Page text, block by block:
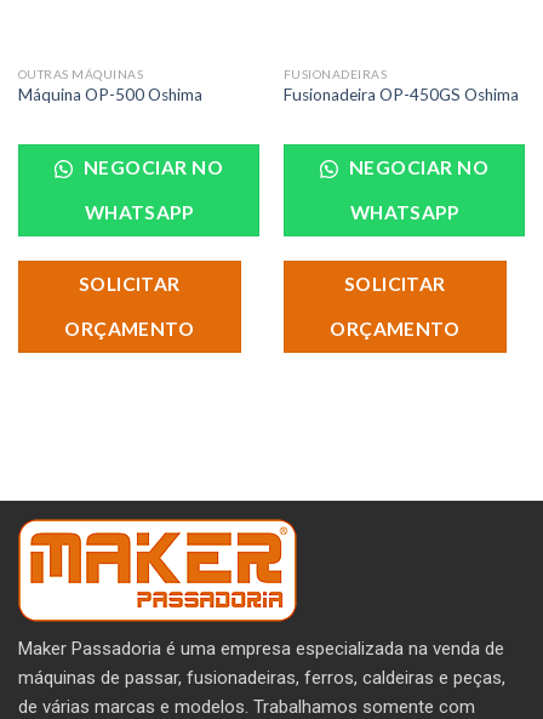
OUTRAS MÁQUINAS
Máquina OP-500 Oshima
NEGOCIAR NO
WHATSAPP
SOLICITAR
ORÇAMENTO
FUSIONADEIRAS
Fusionadeira OP-450GS Oshima
NEGOCIAR NO
WHATSAPP
SOLICITAR
ORÇAMENTO
Maker Passadoria é uma empresa especializada na venda de
máquinas de passar, fusionadeiras, ferros, caldeiras e peças,
de várias marcas e modelos. Trabalhamos somente com